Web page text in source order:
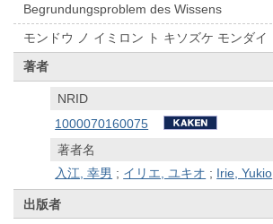
Begrundungsproblem des Wissens
モンドウ ノ イミロン ト キソズケ モンダイ
著者
NRID
1000070160075
著者名
入江, 幸男 ; イリエ, ユキオ ; Irie, Yukio
出版者